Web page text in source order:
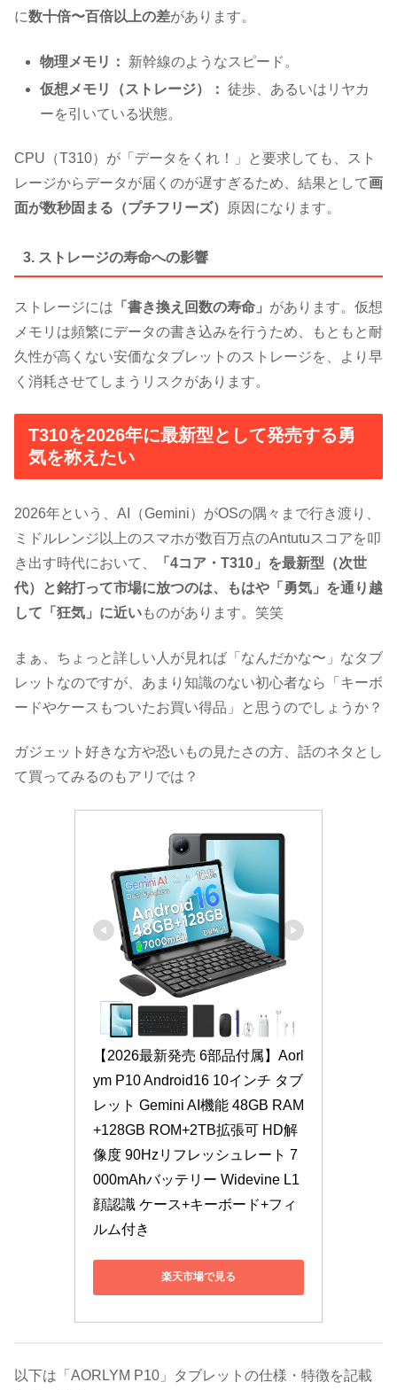
に数十倍〜百倍以上の差があります。
物理メモリ：
新幹線のようなスピード。
仮想メモリ（ストレージ）： 徒歩、あるいはリヤカ
ーを引いている状態。
CPU（T310）が「データをくれ！」と要求しても、スト
レージからデータが届くのが遅すぎるため、結果として画
面が数秒固まる（プチフリーズ）
原因になります。
3. ストレージの寿命への影響
ストレージには 「書き換え回数の寿命」 があります。仮想
メモリは頻繁にデータの書き込みを行うため、もともと耐
久性が高くない安価なタブレットのストレージを、より早
く消耗させてしまうリスクがあります。
T310を2026年に最新型として発売する勇
気を称えたい
2026年という、AI（Gemini）がOSの隅々まで行き渡り、
ミドルレンジ以上のスマホが数百万点のAntutuスコアを叩
き出す時代において、
「4コア・T310」を最新型（次世
代）と銘打って市場に放つのは、もはや「勇気」を通り越
して「狂気」に近いものがあります。笑笑
まぁ、ちょっと詳しい人が見れば「なんだかな〜」なタブ
レットなのですが、あまり知識のない初心者なら「キーボ
ードやケースもついたお買い得品」と思うのでしょうか？
ガジェット好きな方や恐いもの見たさの方、話のネタとし
て買ってみるのもアリでは？
【2026最新発売 6部品付属】Aorl
ym P10 Android16 10インチ タブ
レット Gemini AI機能 48GB RAM
+128GB ROM+2TB拡張可 HD解
像度 90Hzリフレッシュレート 7
000mAhバッテリー Widevine L1
顔認識 ケース+キーボード+フィ
ルム付き
楽天市場で見る
以下は「AORLYM P10」タブレットの仕様・特徴を記載